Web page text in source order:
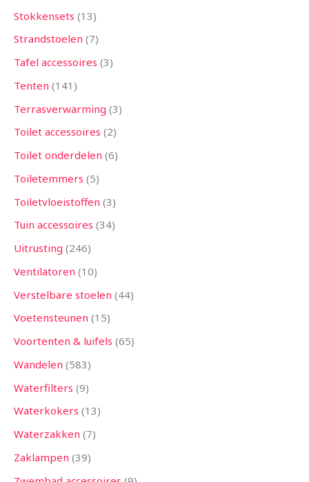
Stokkensets 13
Strandstoelen 7
Tafel accessoires 3
Tenten 141
Terrasverwarming 3
Toilet accessoires 2
Toilet onderdelen 6
Toiletemmers 5
Toiletvloeistoffen 3
Tuin accessoires 34
Uitrusting 246
Ventilatoren 10
Verstelbare stoelen 44
Voetensteunen 15
Voortenten & luifels 65
Wandelen 583
Waterfilters 9
Waterkokers 13
Waterzakken 7
Zaklampen 39